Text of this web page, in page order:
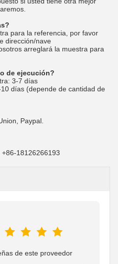
para la referencia, por favor
dirección/nave
arreglará la muestra para
de ejecución?
3-7 días
días (depende de cantidad de
Paypal.
18126266193
de este proveedor